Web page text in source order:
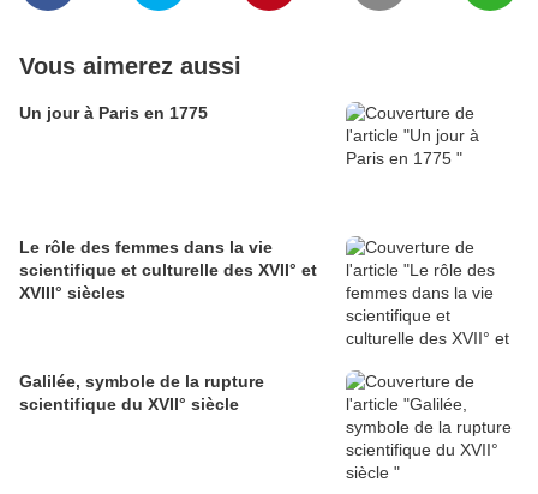
Vous aimerez aussi
Un jour à Paris en 1775
Le rôle des femmes dans la vie
scientifique et culturelle des XVII° et
XVIII° siècles
Galilée, symbole de la rupture
scientifique du XVII° siècle